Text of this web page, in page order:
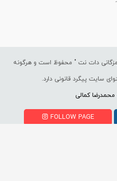
دات نت " محفوظ است و هرگونه
سایت پیگرد قانونی دارد.
محمدرضا کمالی
FOLLOW PAGE